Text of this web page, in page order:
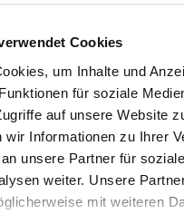
Cookies
um Inhalte und
für soziale
auf unsere Website
wir Informationen zu Ihrer
unsere Partner für
weiter. Unsere
mit weiteren
Integrationsvarianten
De- und
Integration
Konsequenzen der
Vorbereitung eines
Datenbankupdates